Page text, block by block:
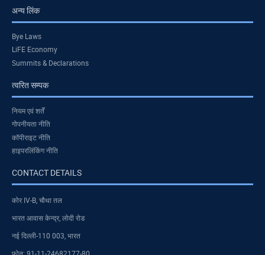
अन्य लिंक
Bye Laws
LiFE Economy
Summits & Declarations
त्वरित सम्पक
नियम एवं शर्तें
गोपनीयता नीति
कॉपीराइट नीति
हाइपरलिंकिंग नीति
CONTACT DETAILS
कोर IV-B, चौथा तल
भारत आवास केन्द्र, लोदी रोड
नई दिल्ली-110 003, भारत